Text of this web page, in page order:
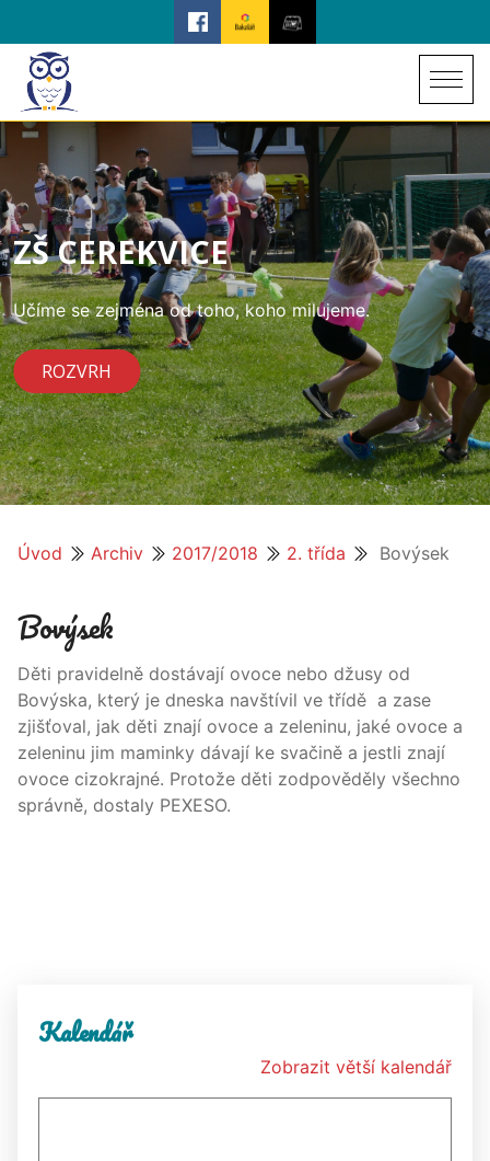
ZŠ CEREKVICE
Učíme se zejména od toho, koho milujeme.
ROZVRH
Úvod Archiv 2017/2018 2. třída Bovýsek
Bovýsek
Děti pravidelně dostávají ovoce nebo džusy od
Bovýska, který je dneska navštívil ve třídě a zase
zjišťoval, jak děti znají ovoce a zeleninu, jaké ovoce a
zeleninu jim maminky dávají ke svačině a jestli znají
ovoce cizokrajné. Protože děti zodpověděly všechno
správně, dostaly PEXESO.
Kalendář
Zobrazit větší kalendář